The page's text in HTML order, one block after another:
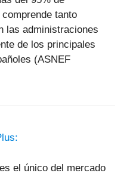
tanto
las administraciones
de los principales
(ASNEF
el único del mercado